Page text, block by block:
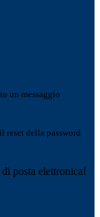
un messaggio
reset della password
posta elettronica!